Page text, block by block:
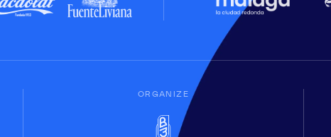
ORGANIZE